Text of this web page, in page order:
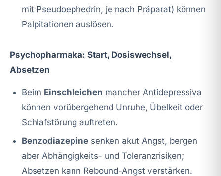
mit Pseudoephedrin, je nach Präparat) können
Palpitationen auslösen.
Psychopharmaka: Start, Dosiswechsel,
Absetzen
Beim Einschleichen mancher Antidepressiva
können vorübergehend Unruhe, Übelkeit oder
Schlafstörung auftreten.
Benzodiazepine senken akut Angst, bergen
aber Abhängigkeits- und Toleranzrisiken;
Absetzen kann Rebound-Angst verstärken.